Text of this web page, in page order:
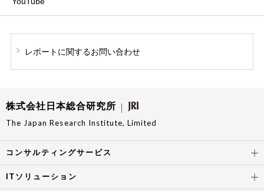
レポートに関するお問い合わせ
株式会社日本総合研究所
The Japan Research Institute, Limited
コンサルティングサービス
ITソリューション